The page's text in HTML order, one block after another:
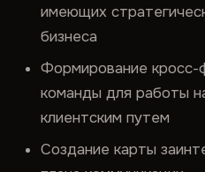
имеющих
бизнеса
Формирование кросс-
команды для работы
клиентским путем
Создание карты